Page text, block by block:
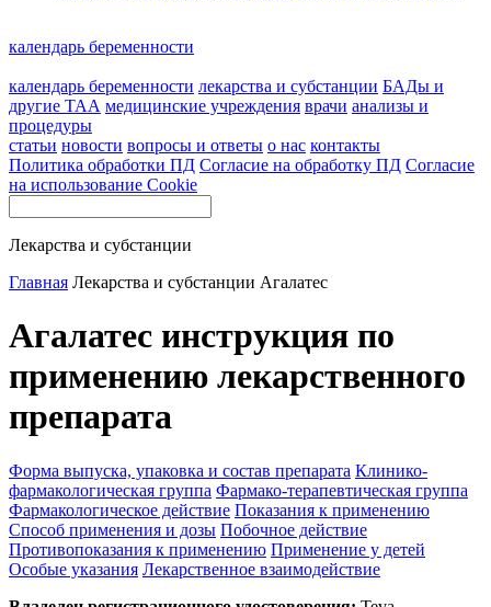
календарь беременности
календарь беременности лекарства и субстанции БАДы и
другие ТАА медицинские учреждения врачи анализы и
процедуры
статьи новости вопросы и ответы о нас контакты
Политика обработки ПД Согласие на обработку ПД Согласие
на использование Cookie
Лекарства и субстанции
Главная Лекарства и субстанции Агалатес
Агалатес инструкция по
применению лекарственного
препарата
Форма выпуска, упаковка и состав препарата Клинико-
фармакологическая группа Фармако-терапевтическая группа
Фармакологическое действие Показания к применению
Способ применения и дозы Побочное действие
Противопоказания к применению Применение у детей
Особые указания Лекарственное взаимодействие